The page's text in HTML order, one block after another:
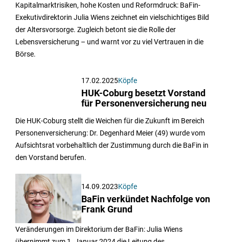
Kapitalmarktrisiken, hohe Kosten und Reformdruck: BaFin-
Exekutivdirektorin Julia Wiens zeichnet ein vielschichtiges Bild
der Altersvorsorge. Zugleich betont sie die Rolle der
Lebensversicherung – und warnt vor zu viel Vertrauen in die
Börse.
17.02.2025Köpfe
HUK-Coburg besetzt Vorstand
für Personenversicherung neu
Die HUK-Coburg stellt die Weichen für die Zukunft im Bereich
Personenversicherung: Dr. Degenhard Meier (49) wurde vom
Aufsichtsrat vorbehaltlich der Zustimmung durch die BaFin in
den Vorstand berufen.
14.09.2023Köpfe
BaFin verkündet Nachfolge von
Frank Grund
Veränderungen im Direktorium der BaFin: Julia Wiens